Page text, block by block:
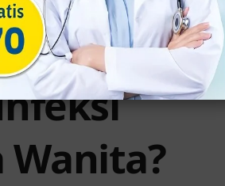
Yang Perlu Diketahui
Wanita?